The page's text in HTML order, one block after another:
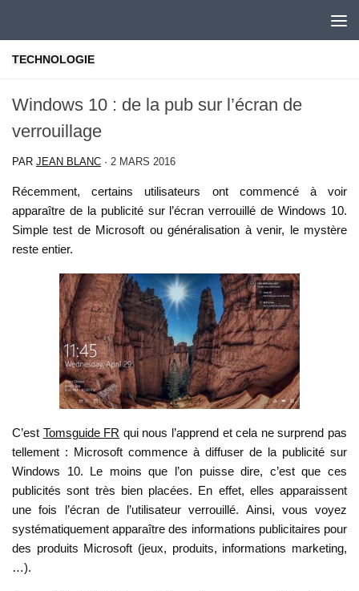
TECHNOLOGIE
Windows 10 : de la pub sur l’écran de
verrouillage
PAR JEAN BLANC · 2 MARS 2016
Récemment, certains utilisateurs ont commencé à voir
apparaître de la publicité sur l’écran verrouillé de Windows 10.
Simple test de Microsoft ou généralisation à venir, le mystère
reste entier.
C’est Tomsguide FR qui nous l’apprend et cela ne surprend pas
tellement : Microsoft commence à diffuser de la publicité sur
Windows 10. Le moins que l’on puisse dire, c’est que ces
publicités sont très bien placées. En effet, elles apparaissent
une fois l’écran de l’utilisateur verrouillé. Ainsi, vous voyez
systématiquement apparaître des informations publicitaires pour
des produits Microsoft (jeux, produits, informations marketing,
…).